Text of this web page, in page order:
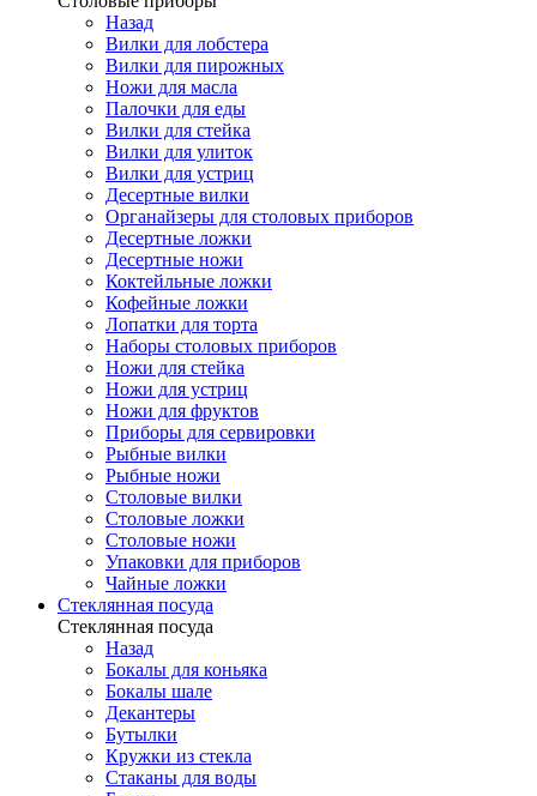
Назад
Вилки для лобстера
Вилки для пирожных
Ножи для масла
Палочки для еды
Вилки для стейка
Вилки для улиток
Вилки для устриц
Десертные вилки
Органайзеры для столовых приборов
Десертные ложки
Десертные ножи
Коктейльные ложки
Кофейные ложки
Лопатки для торта
Наборы столовых приборов
Ножи для стейка
Ножи для устриц
Ножи для фруктов
Приборы для сервировки
Рыбные вилки
Рыбные ножи
Столовые вилки
Столовые ложки
Столовые ножи
Упаковки для приборов
Чайные ложки
Стеклянная посуда
Стеклянная посуда
Назад
Бокалы для коньяка
Бокалы шале
Декантеры
Бутылки
Кружки из стекла
Стаканы для воды